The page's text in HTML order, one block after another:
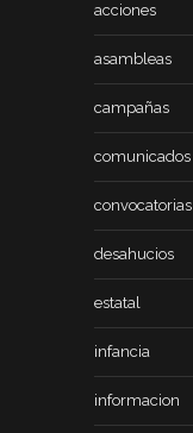
acciones
asambleas
campañas
comunicados
convocatorias
desahucios
estatal
infancia
informacion